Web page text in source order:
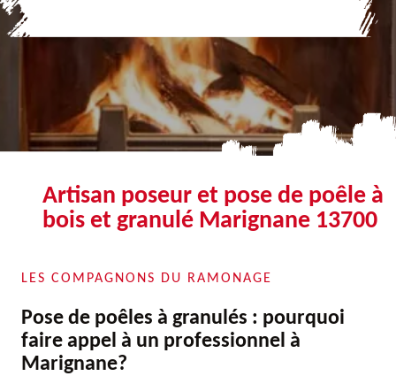
Artisan poseur et pose de poêle à
bois et granulé Marignane 13700
LES COMPAGNONS DU RAMONAGE
Pose de poêles à granulés : pourquoi
faire appel à un professionnel à
Marignane?